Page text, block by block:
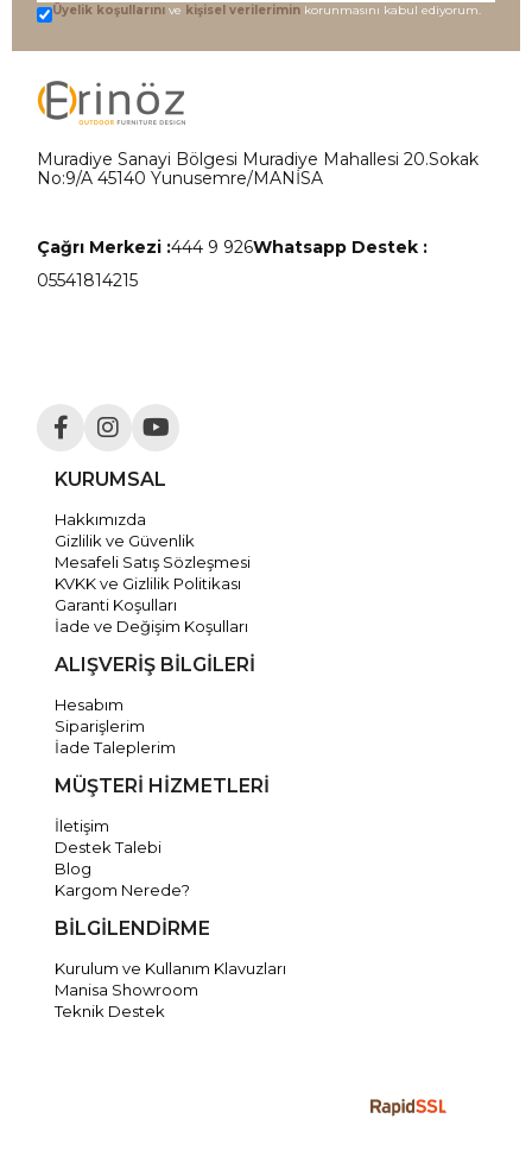
Üyelik koşullarını ve kişisel verilerimin korunmasını kabul ediyorum.
Muradiye Sanayi Bölgesi Muradiye Mahallesi 20.Sokak
No:9/A 45140 Yunusemre/MANİSA
Çağrı Merkezi :444 9 926Whatsapp Destek :
05541814215
KURUMSAL
Hakkımızda
Gizlilik ve Güvenlik
Mesafeli Satış Sözleşmesi
KVKK ve Gizlilik Politikası
Garanti Koşulları
İade ve Değişim Koşulları
ALIŞVERİŞ BİLGİLERİ
Hesabım
Siparişlerim
İade Taleplerim
MÜŞTERİ HİZMETLERİ
İletişim
Destek Talebi
Blog
Kargom Nerede?
BİLGİLENDİRME
Kurulum ve Kullanım Klavuzları
Manisa Showroom
Teknik Destek